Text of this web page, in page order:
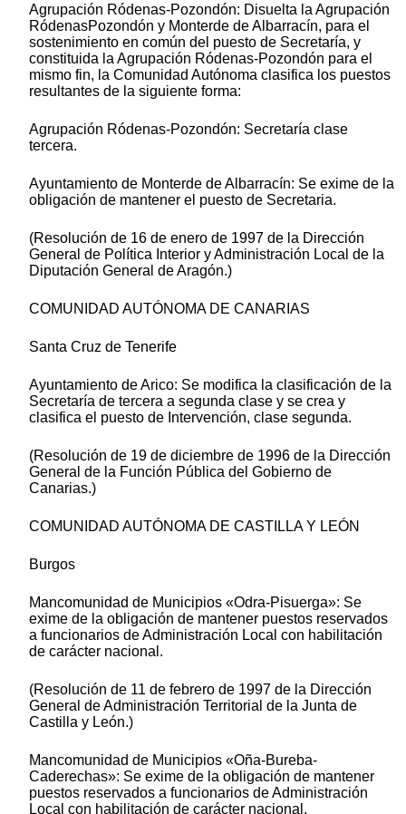
Agrupación Ródenas-Pozondón: Disuelta la Agrupación
RódenasPozondón y Monterde de Albarracín, para el
sostenimiento en común del puesto de Secretaría, y
constituida la Agrupación Ródenas-Pozondón para el
mismo fin, la Comunidad Autónoma clasifica los puestos
resultantes de la siguiente forma:
Agrupación Ródenas-Pozondón: Secretaría clase
tercera.
Ayuntamiento de Monterde de Albarracín: Se exime de la
obligación de mantener el puesto de Secretaria.
(Resolución de 16 de enero de 1997 de la Dirección
General de Política Interior y Administración Local de la
Diputación General de Aragón.)
COMUNIDAD AUTÓNOMA DE CANARIAS
Santa Cruz de Tenerife
Ayuntamiento de Arico: Se modifica la clasificación de la
Secretaría de tercera a segunda clase y se crea y
clasifica el puesto de Intervención, clase segunda.
(Resolución de 19 de diciembre de 1996 de la Dirección
General de la Función Pública del Gobierno de
Canarias.)
COMUNIDAD AUTÓNOMA DE CASTILLA Y LEÓN
Burgos
Mancomunidad de Municipios «Odra-Pisuerga»: Se
exime de la obligación de mantener puestos reservados
a funcionarios de Administración Local con habilitación
de carácter nacional.
(Resolución de 11 de febrero de 1997 de la Dirección
General de Administración Territorial de la Junta de
Castilla y León.)
Mancomunidad de Municipios «Oña-Bureba-
Caderechas»: Se exime de la obligación de mantener
puestos reservados a funcionarios de Administración
Local con habilitación de carácter nacional.